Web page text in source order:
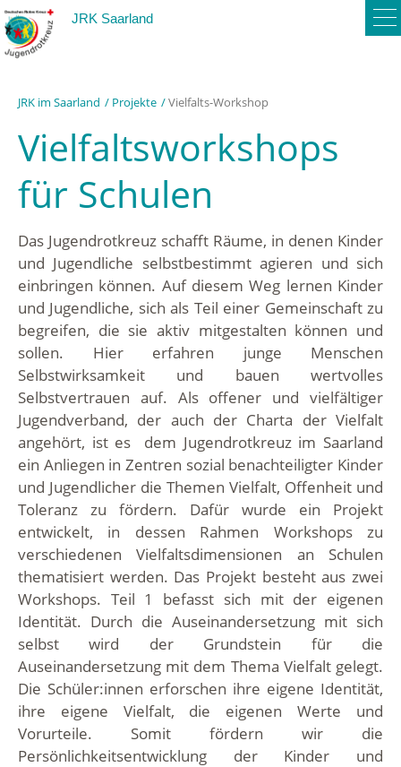
JRK Saarland
JRK im Saarland Projekte Vielfalts-Workshop
Vielfaltsworkshops
für Schulen
Das Jugendrotkreuz schafft Räume, in denen Kinder
und Jugendliche selbstbestimmt agieren und sich
einbringen können. Auf diesem Weg lernen Kinder
und Jugendliche, sich als Teil einer Gemeinschaft zu
begreifen, die sie aktiv mitgestalten können und
sollen. Hier erfahren junge Menschen
Selbstwirksamkeit und bauen wertvolles
Selbstvertrauen auf. Als offener und vielfältiger
Jugendverband, der auch der Charta der Vielfalt
angehört, ist es dem Jugendrotkreuz im Saarland
ein Anliegen in Zentren sozial benachteiligter Kinder
und Jugendlicher die Themen Vielfalt, Offenheit und
Toleranz zu fördern. Dafür wurde ein Projekt
entwickelt, in dessen Rahmen Workshops zu
verschiedenen Vielfaltsdimensionen an Schulen
thematisiert werden. Das Projekt besteht aus zwei
Workshops. Teil 1 befasst sich mit der eigenen
Identität. Durch die Auseinandersetzung mit sich
selbst wird der Grundstein für die
Auseinandersetzung mit dem Thema Vielfalt gelegt.
Die Schüler:innen erforschen ihre eigene Identität,
ihre eigene Vielfalt, die eigenen Werte und
Vorurteile. Somit fördern wir die
Persönlichkeitsentwicklung der Kinder und